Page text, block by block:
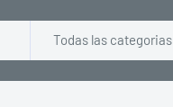
Todas las categorias